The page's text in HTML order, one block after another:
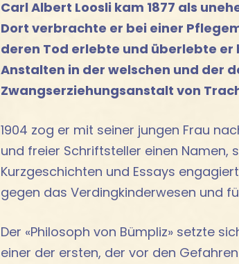
Carl Albert Loosli kam 1877 als
Dort verbrachte er bei einer
deren Tod erlebte und überlebte
Anstalten in der welschen und der
Zwangserziehungsanstalt von
1904 zog er mit seiner jungen Frau
und freier Schriftsteller einen Namen,
Kurzgeschichten und Essays
gegen das Verdingkinderwesen und
Der «Philosoph von Bümpliz» setzte
einer der ersten, der vor den